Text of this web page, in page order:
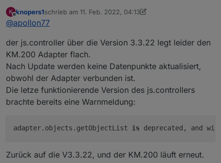
K
Offline
knopers1schrieb am 11. Feb. 2022, 04:13
zuletzt editiert von knopers12. Nov. 2022, 05:17
@apollon77
der js.controller über die Version 3.3.22 legt leider den
KM.200 Adapter flach.
Nach Update werden keine Datenpunkte aktualisiert,
obwohl der Adapter verbunden ist.
Die letze funktionierende Version des js.controllers
brachte bereits eine Warnmeldung:
adapter.objects.getObjectList is deprecated, and
Zurück auf die V3.3.22, und der KM.200 läuft erneut.